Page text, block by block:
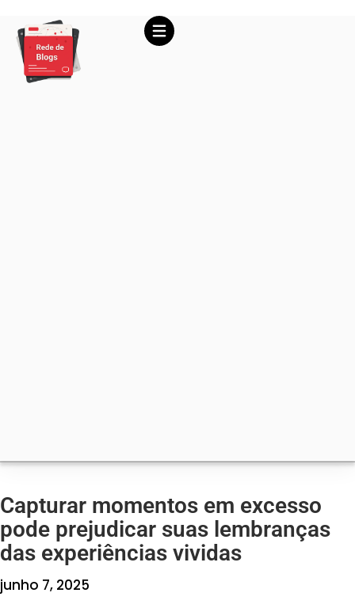
Capturar momentos em excesso
pode prejudicar suas lembranças
das experiências vividas
junho 7, 2025